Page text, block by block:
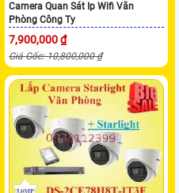
Camera Quan Sát Ip Wifi Văn
Phòng Công Ty
7,900,000 ₫
Giá Gốc: 10,800,000 ₫